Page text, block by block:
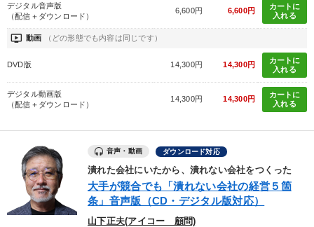
デジタル音声版
（配信＋ダウンロード）
6,600円 6,600円
カートに
入れる
ondemand_video 動画 （どの形態でも内容は同じです）
DVD版 14,300円 14,300円
カートに
入れる
デジタル動画版
（配信＋ダウンロード）
14,300円 14,300円
カートに
入れる
音声・動画 ダウンロード対応
潰れた会社にいたから、潰れない会社をつくった
大手が競合でも「潰れない会社の経営５箇
条」音声版（CD・デジタル版対応）
山下正夫(アイコー 顧問)